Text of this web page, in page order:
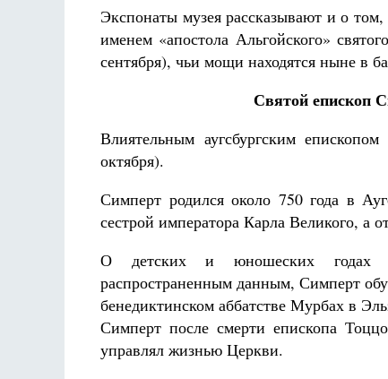
Экспонаты музея рассказывают и о
именем «апостола Альгойского»
сентября), чьи мощи находятся ныне в
Святой епископ
Влиятельным аугсбургским
октября).
Симперт родился около 750 года в
сестрой императора Карла Великого, а
О детских и юношеских годах
распространенным данным, Симперт
бенедиктинском аббатстве Мурбах в
Симперт после смерти епископа
управлял жизнью Церкви.